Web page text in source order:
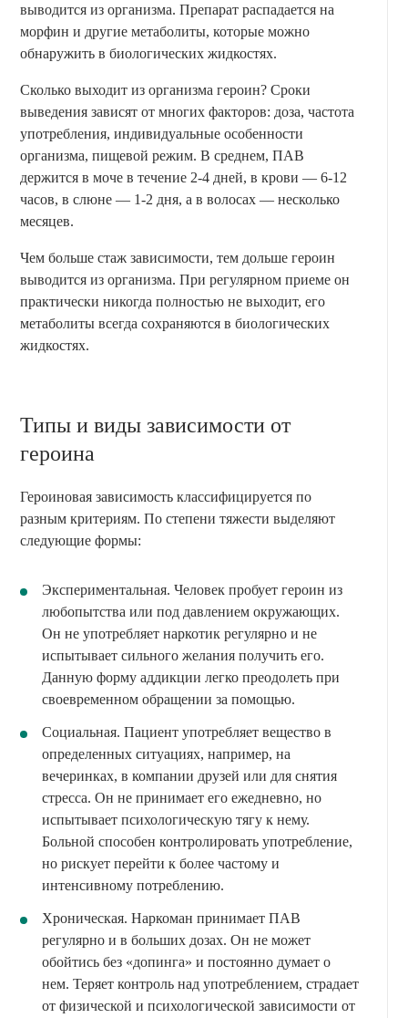
выводится из организма. Препарат распадается на
морфин и другие метаболиты, которые можно
обнаружить в биологических жидкостях.
Сколько выходит из организма героин? Сроки
выведения зависят от многих факторов: доза, частота
употребления, индивидуальные особенности
организма, пищевой режим. В среднем, ПАВ
держится в моче в течение 2-4 дней, в крови — 6-12
часов, в слюне — 1-2 дня, а в волосах — несколько
месяцев.
Чем больше стаж зависимости, тем дольше героин
выводится из организма. При регулярном приеме он
практически никогда полностью не выходит, его
метаболиты всегда сохраняются в биологических
жидкостях.
Типы и виды зависимости от
героина
Героиновая зависимость классифицируется по
разным критериям. По степени тяжести выделяют
следующие формы:
Экспериментальная. Человек пробует героин из
любопытства или под давлением окружающих.
Он не употребляет наркотик регулярно и не
испытывает сильного желания получить его.
Данную форму аддикции легко преодолеть при
своевременном обращении за помощью.
Социальная. Пациент употребляет вещество в
определенных ситуациях, например, на
вечеринках, в компании друзей или для снятия
стресса. Он не принимает его ежедневно, но
испытывает психологическую тягу к нему.
Больной способен контролировать употребление,
но рискует перейти к более частому и
интенсивному потреблению.
Хроническая. Наркоман принимает ПАВ
регулярно и в больших дозах. Он не может
обойтись без «допинга» и постоянно думает о
нем. Теряет контроль над употреблением, страдает
от физической и психологической зависимости от